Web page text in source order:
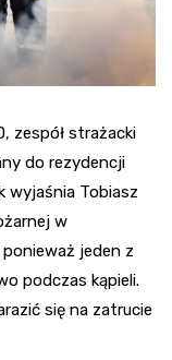
zespół strażacki
do rezydencji
wyjaśnia Tobiasz
w
jeden z
podczas kąpieli.
się na zatrucie